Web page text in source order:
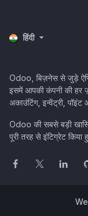
हिंदी
Odoo, बिज़नेस से जुड़े
इसमें आपकी कंपनी की हर
अकाउंटिंग, इन्वेंट्री,
Odoo की सबसे बड़ी
पूरी तरह से इंटिग्रेट किया